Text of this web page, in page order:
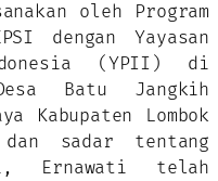
oleh Program
dengan Yayasan
(YPII) di
Batu Jangkih
Kabupaten Lombok
dan sadar tentang
Ernawati telah